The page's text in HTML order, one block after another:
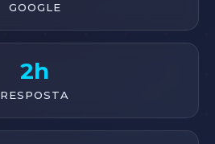
GOOGLE
2h
RESPOSTA